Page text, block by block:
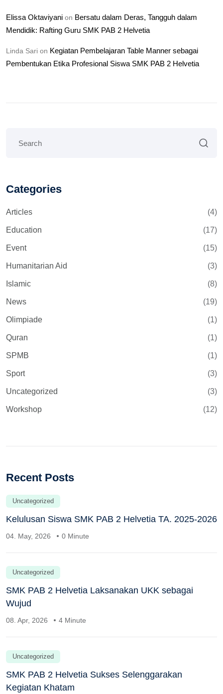
Elissa Oktaviyani on Bersatu dalam Deras, Tangguh dalam
Mendidik: Rafting Guru SMK PAB 2 Helvetia
Linda Sari on Kegiatan Pembelajaran Table Manner sebagai
Pembentukan Etika Profesional Siswa SMK PAB 2 Helvetia
Categories
Articles (4)
Education (17)
Event (15)
Humanitarian Aid (3)
Islamic (8)
News (19)
Olimpiade (1)
Quran (1)
SPMB (1)
Sport (3)
Uncategorized (3)
Workshop (12)
Recent Posts
Uncategorized
Kelulusan Siswa SMK PAB 2 Helvetia TA. 2025-2026
04. May, 2026 0 Minute
Uncategorized
SMK PAB 2 Helvetia Laksanakan UKK sebagai
Wujud
08. Apr, 2026 4 Minute
Uncategorized
SMK PAB 2 Helvetia Sukses Selenggarakan
Kegiatan Khatam